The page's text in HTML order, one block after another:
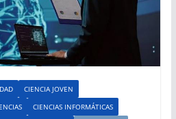
CIENCIA JOVEN
CIENCIAS INFORMÁTICAS